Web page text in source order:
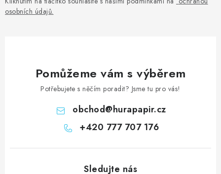
osobních údajů.
Pomůžeme vám s výběrem
Potřebujete s něčím poradit? Jsme tu pro vás!
obchod@hurapapir.cz
+420 777 707 176